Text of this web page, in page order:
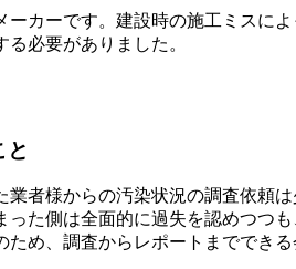
カーです。建設時の施工ミスに
必要がありました。
と
業者様からの汚染状況の調査依頼
った側は全面的に過失を認めつつ
め、調査からレポートまでできる